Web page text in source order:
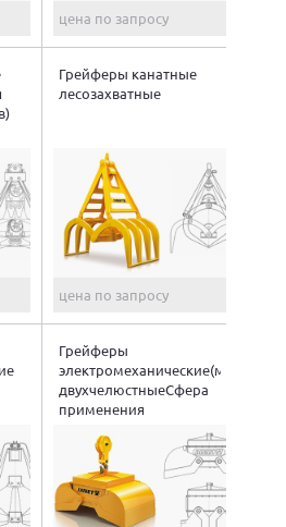
цена по запросу
Грейферы канатные
лесозахватные
цена по запросу
Грейферы
двухчелюстныеСфера
применения